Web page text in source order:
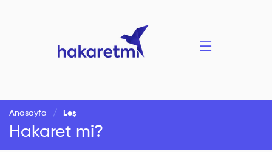
Anasayfa Leş
Hakaret mi?